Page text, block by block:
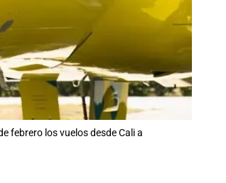
febrero los vuelos desde Cali a